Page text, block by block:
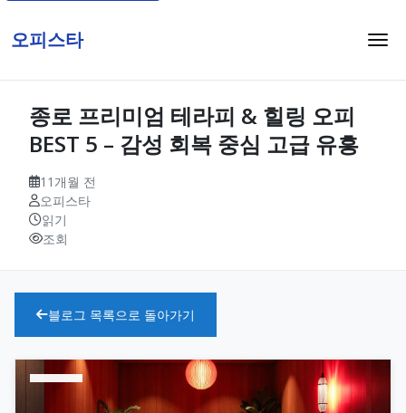
오피스타
종로 프리미엄 테라피 & 힐링 오피
BEST 5 – 감성 회복 중심 고급 유흥
11개월 전
오피스타
읽기
조회
블로그 목록으로 돌아가기